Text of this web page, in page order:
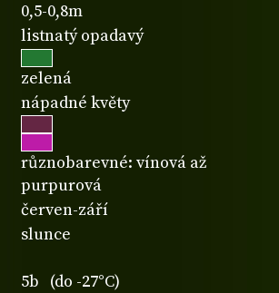
0,5-0,8m
listnatý opadavý
zelená
nápadné květy
různobarevné: vínová až
purpurová
červen-září
slunce
5b (do -27°C)